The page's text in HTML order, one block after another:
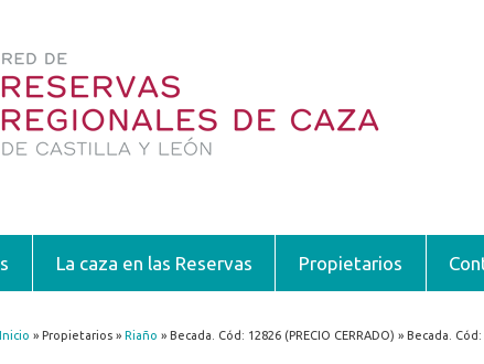
La caza en las Reservas Propietarios
Se encuentra usted aquí
Inicio » Propietarios » Riaño » Becada. Cód: 12826 (PRECIO CERRADO) » Becada. Cód: